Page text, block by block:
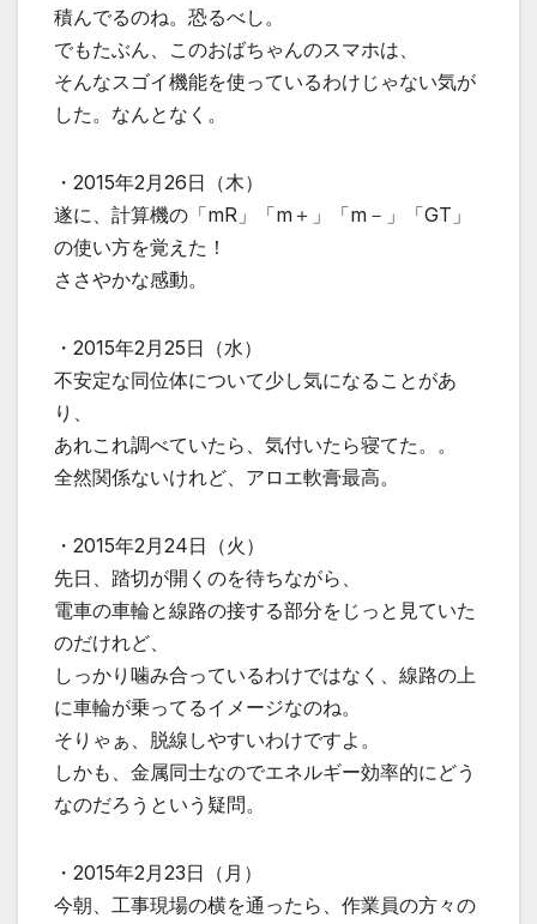
積んでるのね。恐るべし。
でもたぶん、このおばちゃんのスマホは、
そんなスゴイ機能を使っているわけじゃない気が
した。なんとなく。
・2015年2月26日（木）
遂に、計算機の「mR」「m＋」「m－」「GT」
の使い方を覚えた！
ささやかな感動。
・2015年2月25日（水）
不安定な同位体について少し気になることがあ
り、
あれこれ調べていたら、気付いたら寝てた。。
全然関係ないけれど、アロエ軟膏最高。
・2015年2月24日（火）
先日、踏切が開くのを待ちながら、
電車の車輪と線路の接する部分をじっと見ていた
のだけれど、
しっかり噛み合っているわけではなく、線路の上
に車輪が乗ってるイメージなのね。
そりゃぁ、脱線しやすいわけですよ。
しかも、金属同士なのでエネルギー効率的にどう
なのだろうという疑問。
・2015年2月23日（月）
今朝、工事現場の横を通ったら、作業員の方々の